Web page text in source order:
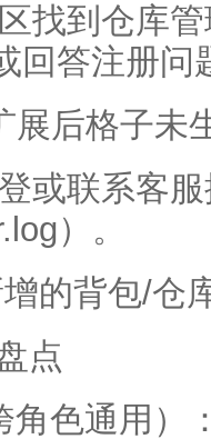
找到仓库
回答注册问
展后格子未
或联系客
）。
的背包/仓
点
角色通用）